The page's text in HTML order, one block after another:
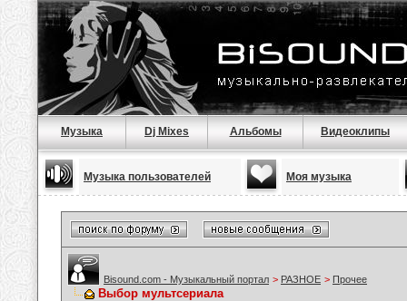
Музыка Dj Mixes Альбомы Видеоклипы
Музыка пользователей Моя музыка
Bisound.com - Музыкальный портал > РАЗНОЕ > Прочее
Выбор мультсериала